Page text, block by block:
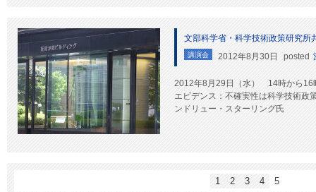
文部科学省・科学技術政策研究所
講演会 2012年8月30日 posted
2012年8月29日（水） 14時から16
エビデンス：不確実性は科学技術政
ンドリュー・スターリング氏
1 2 3 4 5